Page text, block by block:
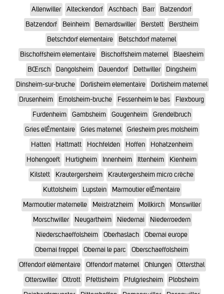
Allenwiller Alteckendorf Aschbach Barr
Batzendorf
Batzendorf
Beinheim Bernardswiller Berstett
Berstheim
Betschdorf elementaire
Betschdorf maternel
Bischoffsheim elementaire
Bischoffsheim maternel
Blaesheim
BŒrsch
Dangolsheim Dauendorf Dettwiller
Dingsheim
Dinsheim-sur-bruche
Dorlisheim elementaire
Dorlisheim maternel
Drusenheim
Ernolsheim-bruche Fessenheim le bas
Flexbourg
Furdenheim
Gambsheim Gougenheim
Grendelbruch
Gries elÉmentaire
Gries maternel
Griesheim pres molsheim
Hatten
Hattmatt Hochfelden Hoffen
Hohatzenheim
Hohengoeft
Hurtigheim Innenheim Ittenheim
Kienheim
Kilstett
Krautergersheim
Krautergersheim micro crèche
Kuttolsheim
Lupstein
Marmoutier elÉmentaire
Marmoutier maternelle
Meistratzheim Mollkirch
Monswiller
Morschwiller
Neugartheim Niedernai
Niederroedern
Niederschaeffolsheim
Oberhaslach
Obernai europe
Obernai freppel
Obernai le parc
Oberschaeffolsheim
Offendorf elémentaire
Offendorf maternel Ohlungen
Ottersthal
Otterswiller
Ottrott Pfettisheim Pfulgriesheim
Plobsheim